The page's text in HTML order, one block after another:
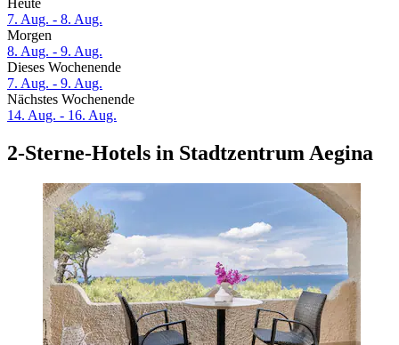
Heute
7. Aug. - 8. Aug.
Morgen
8. Aug. - 9. Aug.
Dieses Wochenende
7. Aug. - 9. Aug.
Nächstes Wochenende
14. Aug. - 16. Aug.
2-Sterne-Hotels in Stadtzentrum Aegina